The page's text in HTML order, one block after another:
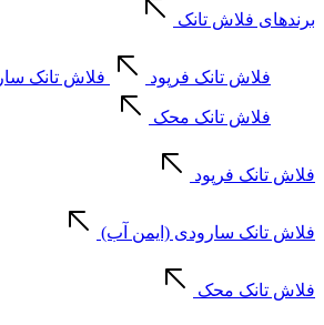
برندهای فلاش تانک
فلاش تانک فرپود فلاش تانک
فلاش تانک محک
فلاش تانک فرپود
فلاش تانک سارودی (ایمن آب)
فلاش تانک محک